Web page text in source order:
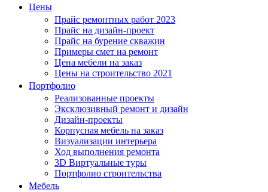
Цены
Прайс ремонтных работ 2023
Прайс на дизайн-проект
Прайс на бурение скважин
Примеры смет на ремонт
Цена мебели на заказ
Цены на строительство 2021
Портфолио
Реализованные проекты
Эксклюзивный ремонт и дизайн
Дизайн-проекты
Корпусная мебель на заказ
Визуализации интерьера
Ход выполнения ремонта
3D Виртуальные туры
Портфолио строительства
Мебель